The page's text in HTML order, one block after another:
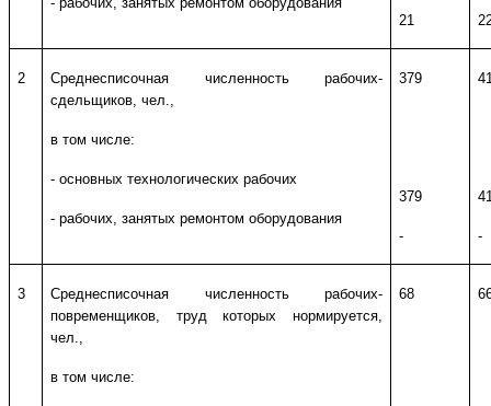
21
2
Среднесписочная численность рабочих-
сдельщиков, чел.,
в том числе:
- основных технологических рабочих
- рабочих, занятых ремонтом оборудования
379
379
- -
3
Среднесписочная численность рабочих-
повременщиков, труд которых нормируется,
чел.,
в том числе:
68